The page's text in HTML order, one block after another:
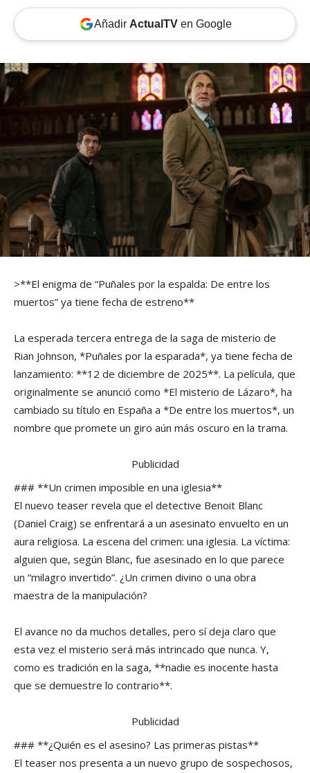
Añadir ActualTVen Google
>**El enigma de “Puñales por la espalda: De entre los
muertos” ya tiene fecha de estreno**
La esperada tercera entrega de la saga de misterio de
Rian Johnson, *Puñales por la esparada*, ya tiene fecha de
lanzamiento: **12 de diciembre de 2025**. La película, que
originalmente se anunció como *El misterio de Lázaro*, ha
cambiado su título en España a *De entre los muertos*, un
nombre que promete un giro aún más oscuro en la trama.
Publicidad
### **Un crimen imposible en una iglesia**
El nuevo teaser revela que el detective Benoit Blanc
(Daniel Craig) se enfrentará a un asesinato envuelto en un
aura religiosa. La escena del crimen: una iglesia. La víctima:
alguien que, según Blanc, fue asesinado en lo que parece
un “milagro invertido”. ¿Un crimen divino o una obra
maestra de la manipulación?
El avance no da muchos detalles, pero sí deja claro que
esta vez el misterio será más intrincado que nunca. Y,
como es tradición en la saga, **nadie es inocente hasta
que se demuestre lo contrario**.
Publicidad
### **¿Quién es el asesino? Las primeras pistas**
El teaser nos presenta a un nuevo grupo de sospechosos,